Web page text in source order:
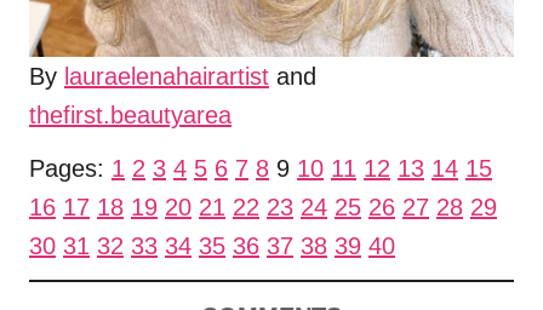
By lauraelenahairartist and
thefirst.beautyarea
Pages: 1 2 3 4 5 6 7 8 9 10 11 12 13 14 15
16 17 18 19 20 21 22 23 24 25 26 27 28 29
30 31 32 33 34 35 36 37 38 39 40